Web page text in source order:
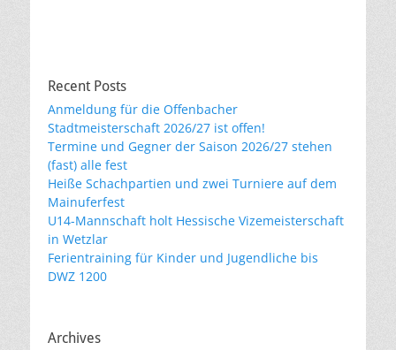
Recent Posts
Anmeldung für die Offenbacher
Stadtmeisterschaft 2026/27 ist offen!
Termine und Gegner der Saison 2026/27 stehen
(fast) alle fest
Heiße Schachpartien und zwei Turniere auf dem
Mainuferfest
U14-Mannschaft holt Hessische Vizemeisterschaft
in Wetzlar
Ferientraining für Kinder und Jugendliche bis
DWZ 1200
Archives